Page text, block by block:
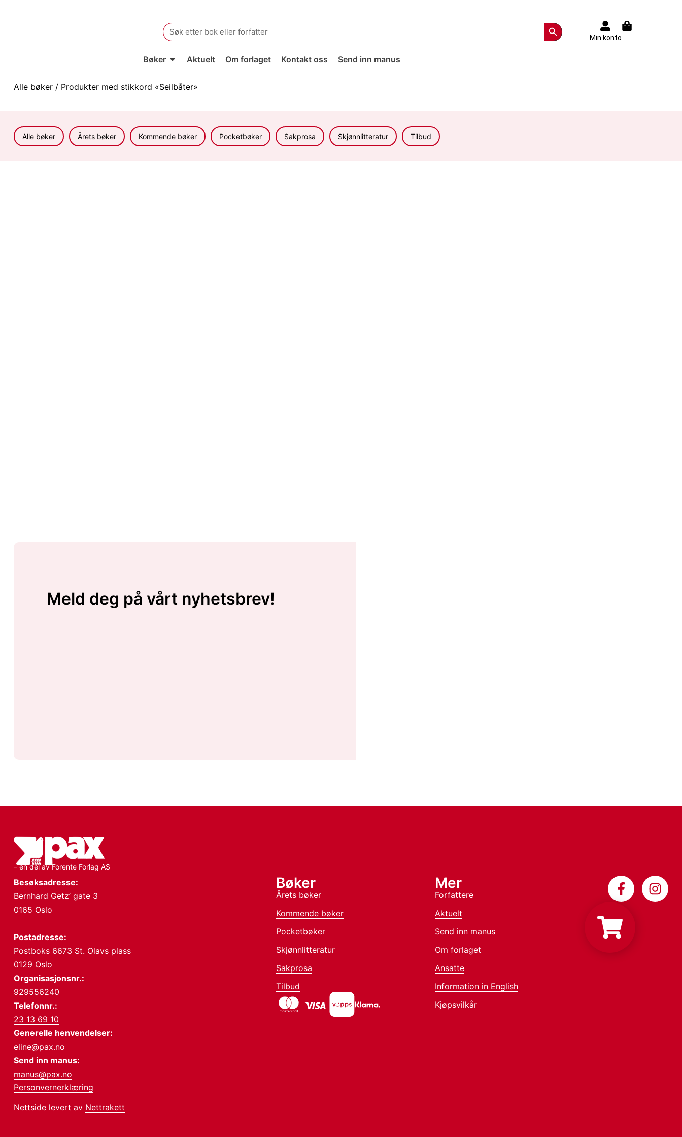
Search
for:
Search Button
Min konto
Bøker Aktuelt Om forlaget Kontakt oss Send inn manus
Alle bøker / Produkter med stikkord «Seilbåter»
Alle bøker Årets bøker Kommende bøker Pocketbøker Sakprosa Skjønnlitteratur Tilbud
Meld deg på vårt nyhetsbrev!
– en del av Forente Forlag AS
Besøksadresse:
Bernhard Getz’ gate 3
0165 Oslo
Postadresse:
Postboks 6673 St. Olavs plass
0129 Oslo
Organisasjonsnr.:
929556240
Telefonnr.:
23 13 69 10
Generelle henvendelser:
eline@pax.no
Send inn manus:
manus@pax.no
Personvernerklæring
Nettside levert av Nettrakett
Bøker
Årets bøker
Kommende bøker
Pocketbøker
Skjønnlitteratur
Sakprosa
Tilbud
Mer
Forfattere
Aktuelt
Send inn manus
Om forlaget
Ansatte
Information in English
Kjøpsvilkår